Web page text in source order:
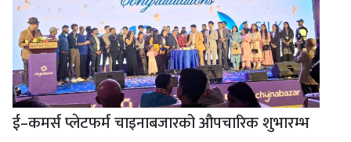
ई–कमर्स प्लेटफर्म चाइनाबजारको औपचारिक शुभारम्भ